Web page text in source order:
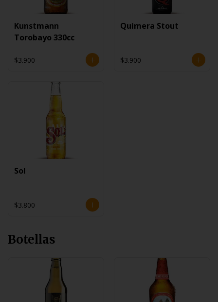
Kunstmann
Torobayo 330cc
$3.900
Quimera Stout
$3.900
Sol
$3.800
Botellas